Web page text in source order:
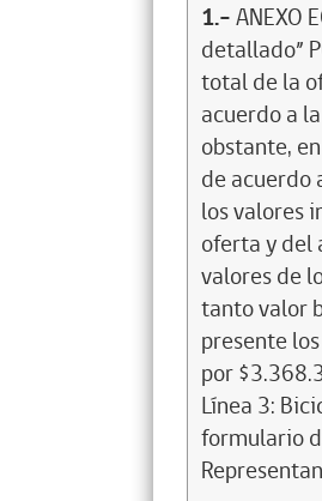
1.-ANEXO
detallado”
total de la
acuerdo a
obstante,
de acuerdo
los valores
oferta y del
valores de
tanto valor
presente
por
Línea 3:
formulario